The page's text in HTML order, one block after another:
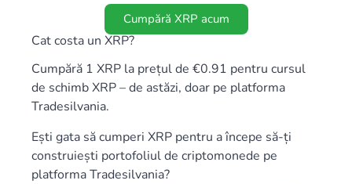
Cumpără XRP acum
Cat costa un XRP?
Cumpără 1 XRP la prețul de €0.91 pentru cursul
de schimb XRP – de astăzi, doar pe platforma
Tradesilvania.
Ești gata să cumperi XRP pentru a începe să-ți
construiești portofoliul de criptomonede pe
platforma Tradesilvania?